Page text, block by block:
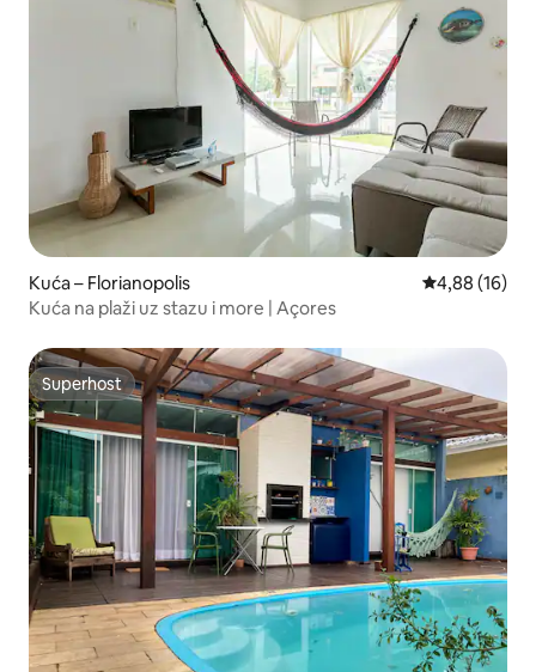
Kuća – Florianopolis Prosječna
4,88 (16)
Kuća na plaži uz stazu i more | Açores
Superhost
Superhost